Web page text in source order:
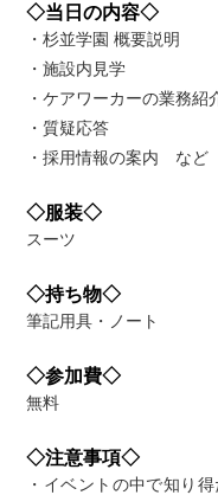
◇当日の内容◇
・杉並学園 概要説明
・施設内見学
・ケアワーカーの業務
・質疑応答
・採用情報の案内 など
◇服装◇
スーツ
◇持ち物◇
筆記用具・ノート
◇参加費◇
無料
◇注意事項◇
・イベントの中で知り